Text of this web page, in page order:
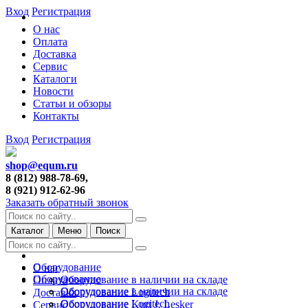
О нас
Оплата
Доставка
Сервис
Каталоги
Новости
Статьи и обзоры
Контакты
Вход Регистрация
Вход Регистрация
shop@equm.ru
8 (812) 988-78-69,
8 (921) 912-62-96
Заказать обратный звонок
Каталог Меню Поиск
О нас
Оплата
Доставка
Сервис
Оборудование
Оборудование в наличии на складе
Оборудование Logitech
Оборудование Kurt J. Lesker
Оборудование
Оборудование в наличии на складе
Оборудование Logitech